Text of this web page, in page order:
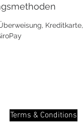
Kreditkarte,
Terms & Conditions